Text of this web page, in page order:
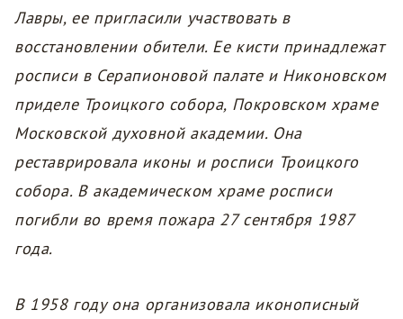
Лавры, ее пригласили участвовать в
восстановлении обители. Ее кисти принадлежат
росписи в Серапионовой палате и Никоновском
приделе Троицкого собора, Покровском храме
Московской духовной академии. Она
реставрировала иконы и росписи Троицкого
собора. В академическом храме росписи
погибли во время пожара 27 сентября 1987
года.
В 1958 году она организовала иконописный